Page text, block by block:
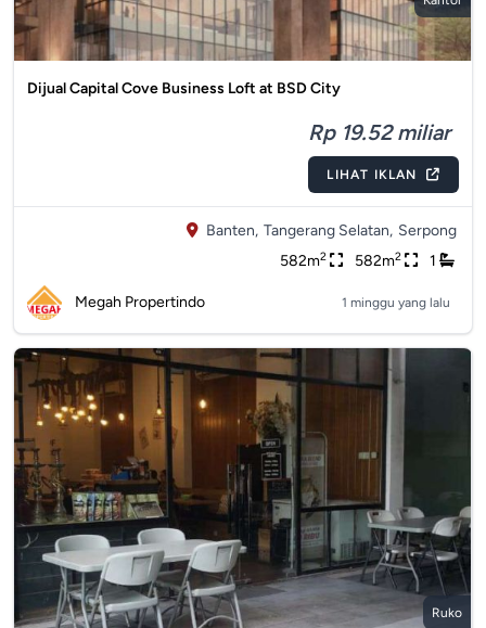
Dijual Capital Cove Business Loft at BSD City
Rp 19.52 miliar
LIHAT IKLAN
Banten, Tangerang Selatan, Serpong
582m2 582m2 1
Megah Propertindo 1 minggu yang lalu
Ruko